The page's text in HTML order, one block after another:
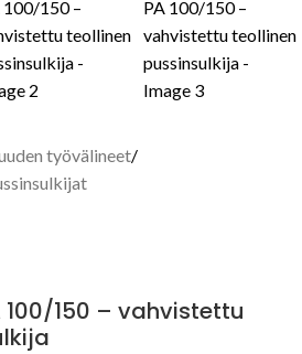
työvälineet/
100/150 – vahvistettu